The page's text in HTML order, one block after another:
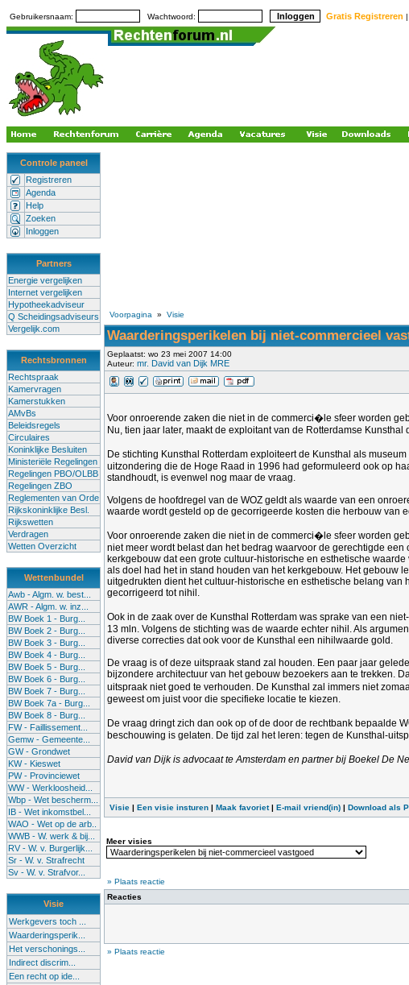
Gebruikersnaam: Wachtwoord: Gratis Registreren |
Controle paneel
Registreren
Agenda
Help
Zoeken
Inloggen
Partners
Energie vergelijken
Internet vergelijken
Hypotheekadviseur
Q Scheidingsadviseurs
Vergelijk.com
Rechtsbronnen
Rechtspraak
Kamervragen
Kamerstukken
AMvBs
Beleidsregels
Circulaires
Koninklijke Besluiten
Ministeriële Regelingen
Regelingen PBO/OLBB
Regelingen ZBO
Reglementen van Orde
Rijkskoninklijke Besl.
Rijkswetten
Verdragen
Wetten Overzicht
Wettenbundel
Awb - Algm. w. best...
AWR - Algm. w. inz...
BW Boek 1 - Burg...
BW Boek 2 - Burg...
BW Boek 3 - Burg...
BW Boek 4 - Burg...
BW Boek 5 - Burg...
BW Boek 6 - Burg...
BW Boek 7 - Burg...
BW Boek 7a - Burg...
BW Boek 8 - Burg...
FW - Faillissement...
Gemw - Gemeente...
GW - Grondwet
KW - Kieswet
PW - Provinciewet
WW - Werkloosheid...
Wbp - Wet bescherm...
IB - Wet inkomstbel...
WAO - Wet op de arb..
WWB - W. werk & bij...
RV - W. v. Burgerlijk...
Sr - W. v. Strafrecht
Sv - W. v. Strafvor...
Visie
Werkgevers toch ...
Waarderingsperik...
Het verschonings...
Indirect discrim...
Een recht op ide...
Voorpagina » Visie
Waarderingsperikelen bij niet-commercieel
Geplaatst: wo 23 mei 2007 14:00
Auteur: mr. David van Dijk MRE
Voor onroerende zaken die niet in de commerci�le sfeer worden
Nu, tien jaar later, maakt de exploitant van de Rotterdamse
De stichting Kunsthal Rotterdam exploiteert de Kunsthal als
uitzondering die de Hoge Raad in 1996 had geformuleerd ook op
standhoudt, is evenwel nog maar de vraag.
Volgens de hoofdregel van de WOZ geldt als waarde van een
waarde wordt gesteld op de gecorrigeerde kosten die herbouw van
Voor onroerende zaken die niet in de commerci�le sfeer worden
niet meer wordt belast dan het bedrag waarvoor de gerechtigde
kerkgebouw dat een grote cultuur-historische en esthetische
als doel had het in stand houden van het kerkgebouw. Het gebouw
uitgedrukten dient het cultuur-historische en esthetische belang
gecorrigeerd tot nihil.
Ook in de zaak over de Kunsthal Rotterdam was sprake van een
13 mln. Volgens de stichting was de waarde echter nihil. Als
diverse correcties dat ook voor de Kunsthal een nihilwaarde gold.
De vraag is of deze uitspraak stand zal houden. Een paar jaar
bijzondere architectuur van het gebouw bezoekers aan te trekken.
uitspraak niet goed te verhouden. De Kunsthal zal immers niet
geweest om juist voor die specifieke locatie te kiezen.
De vraag dringt zich dan ook op of de door de rechtbank bepaalde
beschouwing is gelaten. De tijd zal het leren: tegen de Kunsthal-
David van Dijk is advocaat te Amsterdam en partner bij Boekel De
Visie | Een visie insturen | Maak favoriet| E-mail vriend(in) | Download als
Meer visies
» Plaats reactie
Reacties
» Plaats reactie